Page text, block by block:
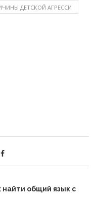
ДЕТСКОЙ АГРЕССИ
найти общий язык с